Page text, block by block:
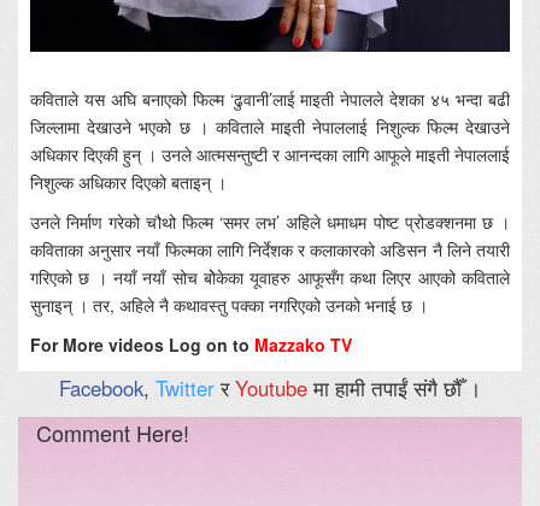
कविताले यस अघि बनाएको फिल्म ‘ढुवानी’लाई माइती नेपालले देशका ४५ भन्दा बढी
जिल्लामा देखाउने भएको छ । कविताले माइती नेपाललाई निशुल्क फिल्म देखाउने
अधिकार दिएकी हुन् । उनले आत्मसन्तुष्टी र आनन्दका लागि आफूले माइती नेपाललाई
निशुल्क अधिकार दिएको बताइन् ।
उनले निर्माण गरेको चौथो फिल्म ‘समर लभ’ अहिले धमाधम पोष्ट प्रोडक्शनमा छ ।
कविताका अनुसार नयाँ फिल्मका लागि निर्देशक र कलाकारको अडिसन नै लिने तयारी
गरिएको छ । नयाँ नयाँ सोच बोेकेका यूवाहरु आफूसँग कथा लिएर आएको कविताले
सुनाइन् । तर, अहिले नै कथावस्तु पक्का नगरिएको उनको भनाई छ ।
For More videos Log on to Mazzako TV
Facebook, TwitterरYoutubeमा हामी तपाईं संगै छौँ ।
Comment Here!